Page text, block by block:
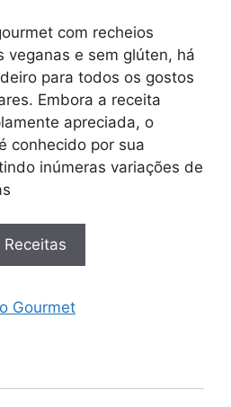
com recheios
veganas e sem glúten, há
para todos os gostos
Embora a receita
apreciada, o
conhecido por sua
inúmeras variações de
Gourmet